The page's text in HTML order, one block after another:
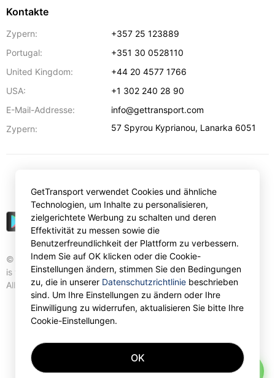
Kontakte
Zypern:
+357 25 123889
Portugal:
+351 30 0528110
United Kingdom:
+44 20 4577 1766
USA:
+1 302 240 28 90
E-Mail-Addresse:
info@gettransport.com
Zypern:
57 Spyrou Kyprianou, Lanarka 6051
© Gettransport International Limited. GetTransport®
is trademark of Gettransport International Limited.
All rights reserved.
GetTransport verwendet Cookies und ähnliche
Technologien, um Inhalte zu personalisieren,
zielgerichtete Werbung zu schalten und deren
Effektivität zu messen sowie die
Benutzerfreundlichkeit der Plattform zu verbessern.
Indem Sie auf OK klicken oder die Cookie-
Einstellungen ändern, stimmen Sie den Bedingungen
zu, die in unserer Datenschutzrichtlinie beschrieben
sind. Um Ihre Einstellungen zu ändern oder Ihre
Einwilligung zu widerrufen, aktualisieren Sie bitte Ihre
Cookie-Einstellungen.
OK
AI